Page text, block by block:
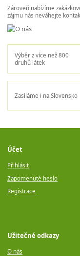
Zároveň nabízíme
zájmu nás neváhejte
Výběr z více než 800
druhů látek
Zasíláme i na Slovensko
Účet
Přihlásit
Zapomenuté heslo
Registrace
Užitečné odkazy
O nás